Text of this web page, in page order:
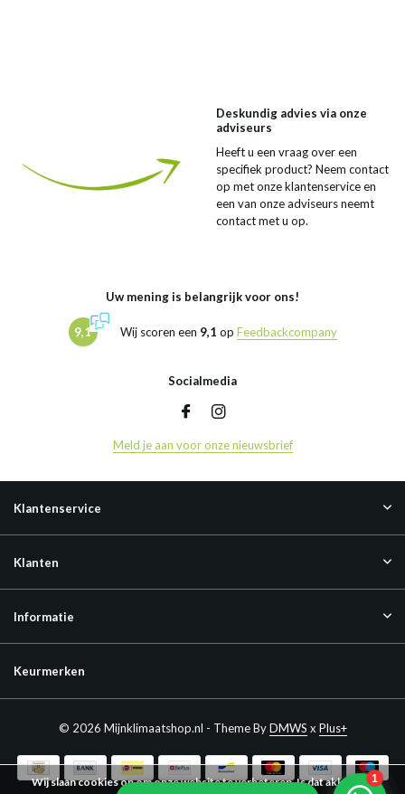
Deskundig advies via onze
adviseurs
Heeft u een vraag over een
specifiek product? Neem contact
op met onze klantenservice en
een van onze adviseurs neemt
contact met u op.
Uw mening is belangrijk voor ons!
9,1 Wij scoren een 9,1 op Feedbackcompany
Socialmedia
Meld je aan voor onze nieuwsbrief
Klantenservice
Klanten
Informatie
Keurmerken
© 2026 Mijnklimaatshop.nl - Theme ByDMWS x Plus+
Wij slaan cookies op om onze website te verbeteren. Is dat akkoord?